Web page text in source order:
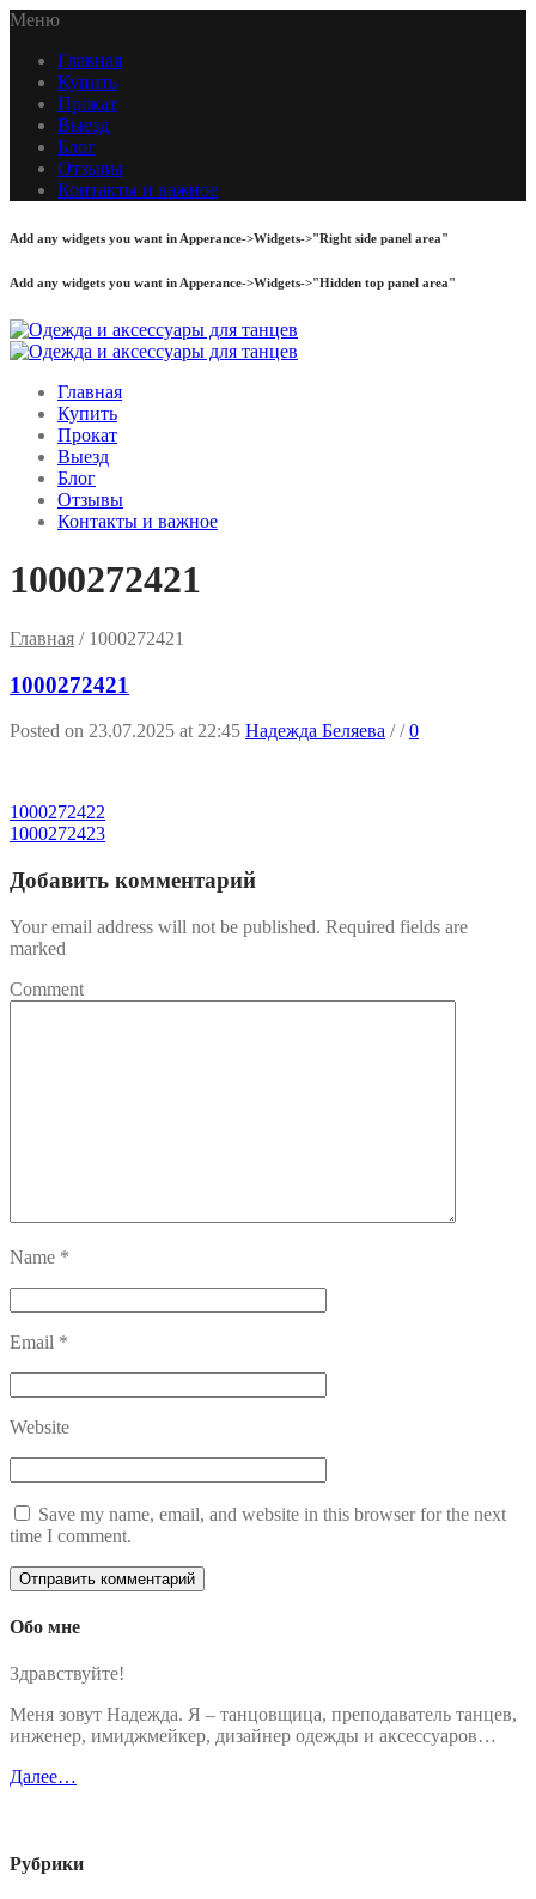
Меню
Главная
Купить
Прокат
Выезд
Блог
Отзывы
Контакты и важное
Add any widgets you want in Apperance->Widgets->"Right side panel area"
Add any widgets you want in Apperance->Widgets->"Hidden top panel area"
Главная
Купить
Прокат
Выезд
Блог
Отзывы
Контакты и важное
1000272421
Главная / 1000272421
1000272421
Posted on 23.07.2025 at 22:45 Надежда Беляева //0
1000272422
1000272423
Добавить комментарий
Your email address will not be published. Required fields are
marked
Comment
Name *
Email *
Website
Save my name, email, and website in this browser for the next
time I comment.
Обо мне
Здравствуйте!
Меня зовут Надежда. Я – танцовщица, преподаватель танцев,
инженер, имиджмейкер, дизайнер одежды и аксессуаров…
Далее…
Рубрики